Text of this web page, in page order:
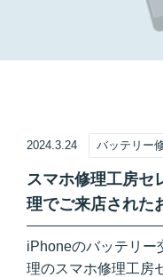
2024.3.24 バッテリー
スマホ修理工房セ
理でご来店された
iPhoneのバッテリー
理のスマホ修理工房